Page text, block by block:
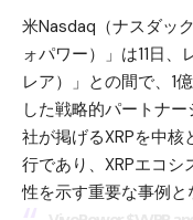
米Nasdaq（ナスダッ
ォパワー）」は11日、
レア）」との間で、1
した戦略的パートナ
社が掲げるXRPを中
行であり、XRPエコ
性を示す重要な事例と